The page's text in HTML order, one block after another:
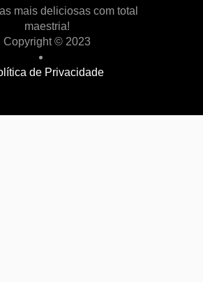
mais deliciosas com total
maestria!
Copyright © 2023
de Privacidade